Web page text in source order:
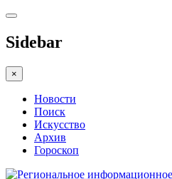
Sidebar
×
Новости
Поиск
Искусство
Архив
Гороскоп